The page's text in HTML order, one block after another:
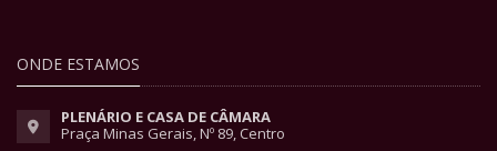
ONDE ESTAMOS
PLENÁRIO E CASA DE CÂMARA
Praça Minas Gerais, Nº 89, Centro